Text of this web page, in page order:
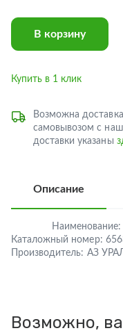
В корзину
Купить в 1 клик
Возможна
самовывозом с
доставки указаны
Описание
Наименование:
Каталожный номер:
Производитель: АЗ УРАЛ
Возможно,